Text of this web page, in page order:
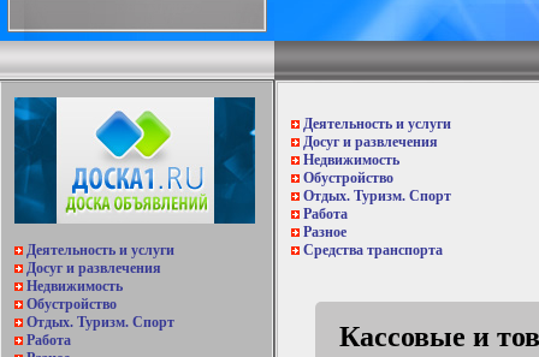
Деятельность и услуги
Досуг и развлечения
Недвижимость
Обустройство
Отдых. Туризм. Спорт
Работа
Деятельность и услуги
Досуг и развлечения
Недвижимость
Обустройство
Отдых. Туризм. Спорт
Работа
Разное
Средства транспорта
Кассовые и